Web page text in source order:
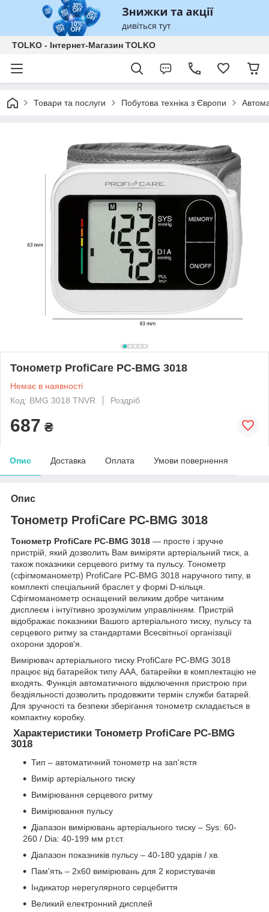
TOLKO - Інтернет-Магазин TOLKO
Товари та послуги Побутова техніка з Європи
Тонометр ProfiCare PC-BMG 3018
Немає в наявності
Код: BMG 3018 TNVR
Роздріб
687 ₴
Опис Доставка Оплата Умови повернення
Опис
Тонометр ProfiCare PC-BMG 3018
Тонометр ProfiCare PC-BMG 3018 — просте і зручне
пристрій, який дозволить Вам виміряти артеріальний тиск, а
також показники серцевого ритму та пульсу. Тонометр
(сфігмоманометр) ProfiCare PC-BMG 3018 наручного типу, в
комплекті спеціальний браслет у формі D-кільця.
Сфігмоманометр оснащений великим добре читаним
дисплеєм і інтуїтивно зрозумілим управлінням. Пристрій
відображає показники Вашого артеріального тиску, пульсу та
серцевого ритму за стандартами Всесвітньої організації
охорони здоров'я.
Вимірювач артеріального тиску ProfiCare PC-BMG 3018
працює від батарейок типу ААА, батарейки в комплектацію не
входять. Функція автоматичного відключення пристрою при
бездіяльності дозволить продовжити термін служби батарей.
Для зручності та безпеки зберігання тонометр складається в
компактну коробку.
Характеристики Тонометр ProfiCare PC-BMG
3018
Тип – автоматичний тонометр на зап'ястя
Вимір артеріального тиску
Вимірювання серцевого ритму
Вимірювання пульсу
Діапазон вимірювань артеріального тиску – Sys: 60-
260 / Dia: 40-199 мм рт.ст.
Діапазон показників пульсу – 40-180 ударів / хв.
Пам'ять – 2х60 вимірювань для 2 користувачів
Індикатор нерегулярного серцебиття
Великий електронний дисплей